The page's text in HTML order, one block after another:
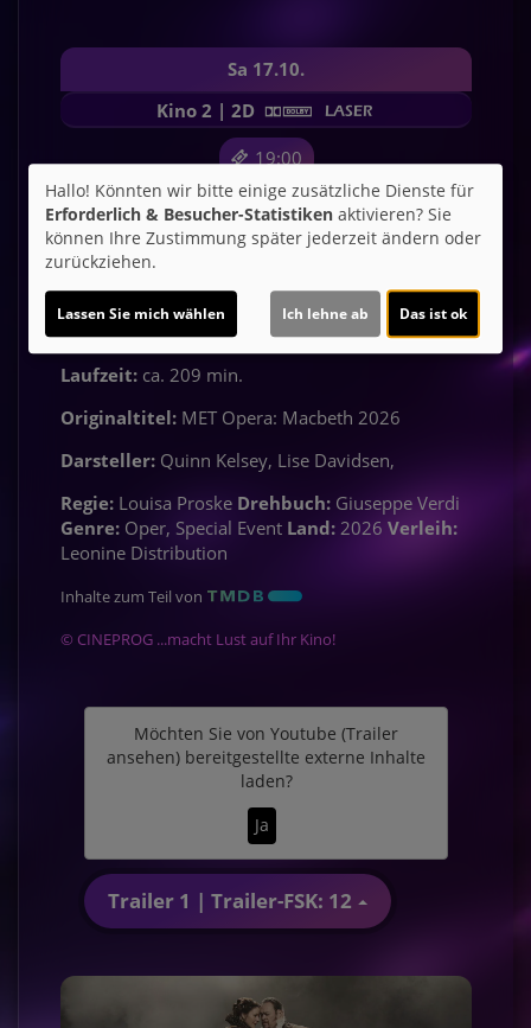
Sa 17.10.
19:00
Kino 2 | 2D
Für Tickets auf die Uhrzeit klicken.
Altersfreigabe:noch nicht bekannt
Laufzeit: ca. 209 min.
Originaltitel: MET Opera: Macbeth 2026
Darsteller: Quinn Kelsey, Lise Davidsen,
Regie: Louisa Proske Drehbuch: Giuseppe Verdi
Genre: Oper, Special Event Land: 2026 Verleih:
Leonine Distribution
Inhalte zum Teil von
© CINEPROG ...macht Lust auf Ihr Kino!
Möchten Sie von Youtube (Trailer
ansehen) bereitgestellte externe Inhalte
laden?
Ja
Trailer 1 | Trailer-FSK: 12
Hallo! Könnten wir bitte einige zusätzliche Dienste für
Erforderlich & Besucher-Statistiken aktivieren? Sie
können Ihre Zustimmung später jederzeit ändern oder
zurückziehen.
Lassen Sie mich wählen Ich lehne ab Das ist ok